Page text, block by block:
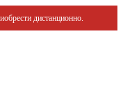
дистанционно.